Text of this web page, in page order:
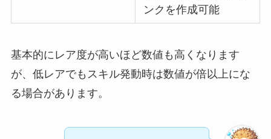
ンクを作成可能
基本的にレア度が高いほど数値も高くなります
が、低レアでもスキル発動時は数値が倍以上にな
る場合があります。